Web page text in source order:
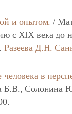
и опытом. /
с XIX века до
Разеева Д.Н.
в
Б.В.,